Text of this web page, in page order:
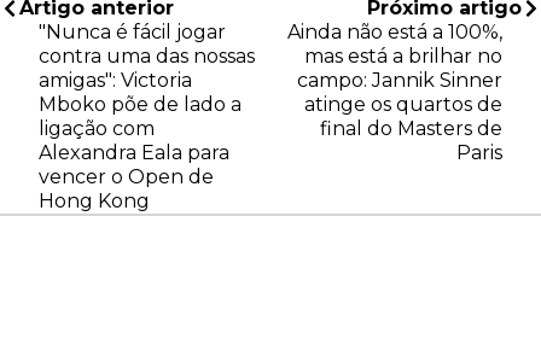
Artigo anterior
"Nunca é fácil jogar
contra uma das nossas
amigas": Victoria
Mboko põe de lado a
ligação com
Alexandra Eala para
vencer o Open de
Hong Kong
Próximo artigo
Ainda não está a 100%,
mas está a brilhar no
campo: Jannik Sinner
atinge os quartos de
final do Masters de
Paris